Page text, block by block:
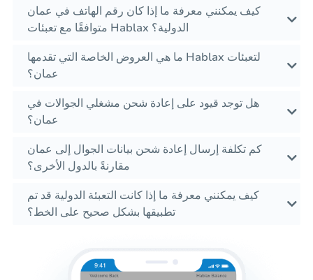
كيف يمكنني معرفة ما إذا كان رقم الهاتف في عمان
متوافقًا مع تعبئات Hablax الدولية؟
ما هي العروض الخاصة التي تقدمها Hablax لتعبئات
عمان؟
هل توجد قيود على إعادة شحن مشغلي الجوالات في
عمان؟
كم تكلفة إرسال إعادة شحن بيانات الجوال إلى عمان
مقارنةً بالدول الأخرى؟
كيف يمكنني معرفة ما إذا كانت التعبئة الدولية قد تم
تطبيقها بشكل صحيح على الخط؟